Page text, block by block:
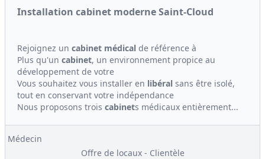
Installation cabinet moderne Saint-Cloud
Rejoignez un cabinet médical de référence à
Plus qu'un cabinet, un environnement propice au
développement de votre
Vous souhaitez vous installer en libéral sans être isolé,
tout en conservant votre indépendance
Nous proposons trois cabinets médicaux entièrement...
Médecin
Offre de locaux - Clientèle